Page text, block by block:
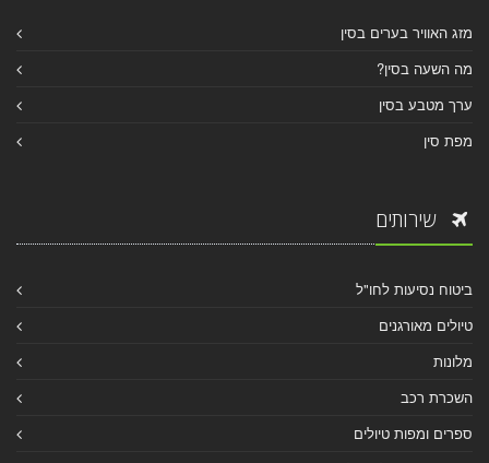
מזג האוויר בערים בסין
מה השעה בסין?
ערך מטבע בסין
מפת סין
שירותים
ביטוח נסיעות לחו"ל
טיולים מאורגנים
מלונות
השכרת רכב
ספרים ומפות טיולים